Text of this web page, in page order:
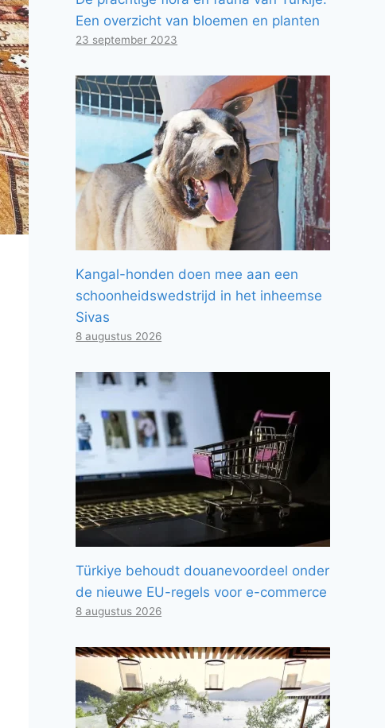
Een overzicht van bloemen en planten
23 september 2023
Kangal-honden doen mee aan een
schoonheidswedstrijd in het inheemse
Sivas
8 augustus 2026
Türkiye behoudt douanevoordeel onder
de nieuwe EU-regels voor e-commerce
8 augustus 2026